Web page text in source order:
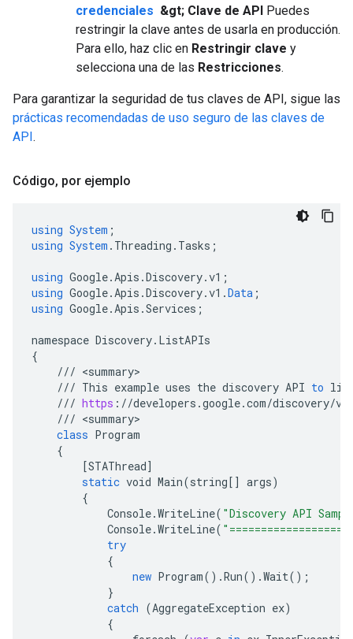
credenciales &gt; Clave de API Puedes
restringir la clave antes de usarla en producción.
Para ello, haz clic en Restringir clave y
selecciona una de las Restricciones.
Para garantizar la seguridad de tus claves de API, sigue las
prácticas recomendadas de uso seguro de las claves de
API.
Código, por ejemplo
using System ;
using System . Threading . Tasks ;
using Google.Apis .Discovery.v1 ;
using Google.Apis .Discovery.v1 .Data ;
using Google.Apis .Services ;
namespace Discovery. ListAPIs
{
/// <summary
/// This example uses the discovery API to
/// https : //developers .google.com/discovery/v1
/// <summary
class Program
{
[STAThread]
static void Main(string[] args)
{
Console.WriteLine( "Discovery API
Console.WriteLine(
try
{
new Program().Run().Wait();
}
catch (AggregateException ex)
{